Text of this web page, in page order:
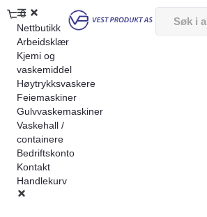
0
Nettbutikk
Arbeidsklær
Kjemi og
vaskemiddel
Høytrykksvaskere
Feiemaskiner
Gulvvaskemaskiner
Vaskehall /
containere
Bedriftskonto
Kontakt
Handlekurv